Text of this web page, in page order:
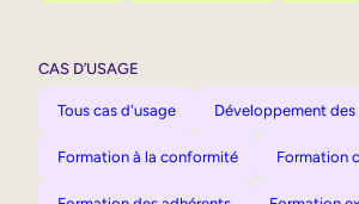
CAS D’USAGE
Tous cas d'usage Développement
Formation à la conformité Formation